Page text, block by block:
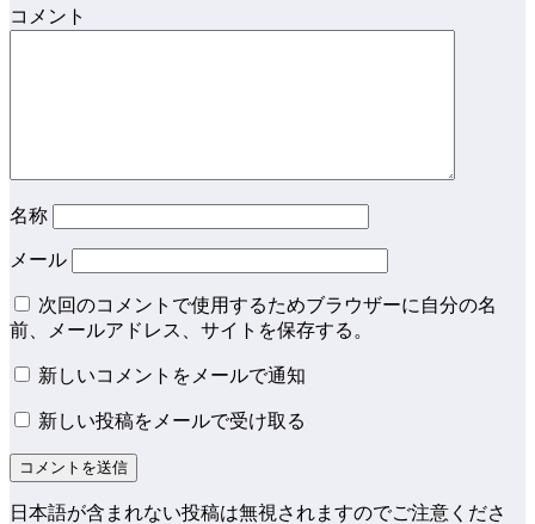
コメント
名称
メール
次回のコメントで使用するためブラウザーに自分の名
前、メールアドレス、サイトを保存する。
新しいコメントをメールで通知
新しい投稿をメールで受け取る
日本語が含まれない投稿は無視されますのでご注意くださ